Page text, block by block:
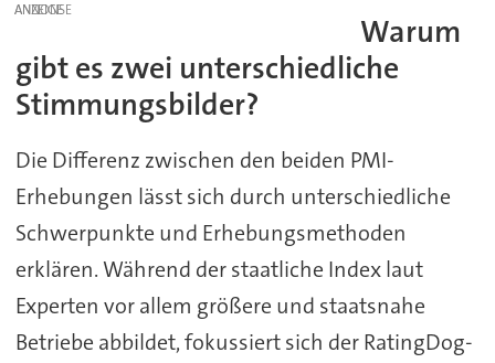
ANZEIGE
Warum
gibt es zwei unterschiedliche
Stimmungsbilder?
Die Differenz zwischen den beiden PMI-
Erhebungen lässt sich durch unterschiedliche
Schwerpunkte und Erhebungsmethoden
erklären. Während der staatliche Index laut
Experten vor allem größere und staatsnahe
Betriebe abbildet, fokussiert sich der RatingDog-